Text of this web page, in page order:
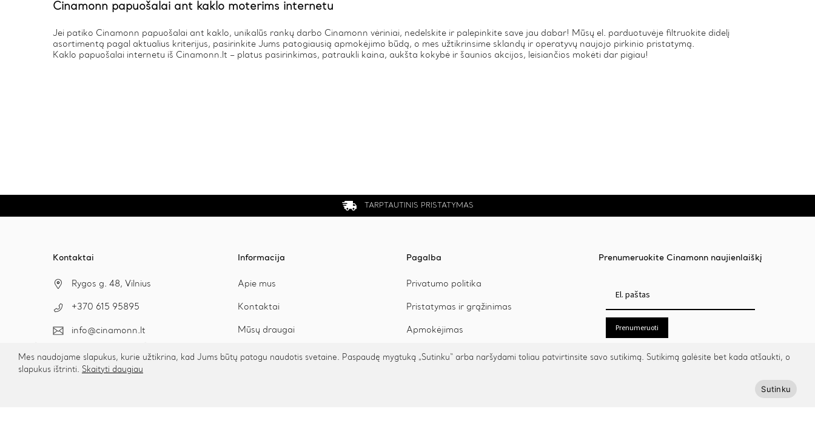
Cinamonn papuošalai ant kaklo moterims internetu
Jei patiko Cinamonn papuošalai ant kaklo, unikalūs rankų darbo Cinamonn vėriniai, nedelskite ir palepinkite save jau dabar! Mūsų el. parduotuvėje filtruokite didelį
asortimentą pagal aktualius kriterijus, pasirinkite Jums patogiausią apmokėjimo būdą, o mes užtikrinsime sklandų ir operatyvų naujojo pirkinio pristatymą.
Kaklo papuošalai internetu iš Cinamonn.lt – platus pasirinkimas, patraukli kaina, aukšta kokybė ir šaunios akcijos, leisiančios mokėti dar pigiau!
TARPTAUTINIS PRISTATYMAS
Kontaktai
Rygos g. 48, Vilnius
+370 615 95895
info@cinamonn.lt
Informacija
Apie mus
Kontaktai
Mūsų draugai
Bendradarbiaukime
Pagalba
Privatumo politika
Pristatymas ir grąžinimas
Apmokėjimas
Prenumeruokite Cinamonn naujienlaiškį
Prenumeruoti
Mes naudojame slapukus, kurie užtikrina, kad Jums būtų patogu naudotis svetaine. Paspaudę mygtuką „Sutinku“ arba naršydami toliau patvirtinsite savo sutikimą. Sutikimą galėsite bet kada atšaukti, o
slapukus ištrinti. Skaityti daugiau
Sutinku